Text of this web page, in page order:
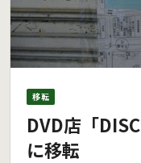
移転
DVD店「
に移転